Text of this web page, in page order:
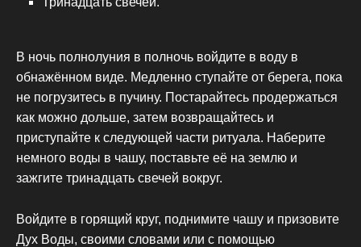
В ночь полнолуния в полночь войдите в воду в
обнажённом виде. Медленно ступайте от берега, пока
не погрузитесь в пучину. Постарайтесь продержаться
как можно дольше, затем возвращайтесь и
приступайте к следующей части ритуала. Наберите
немного воды в чашу, поставьте её на землю и
зажгите тринадцать свечей вокруг.
Войдите в горящий круг, поднимите чашу и призовите
Дух Воды, своими словами или с помощью